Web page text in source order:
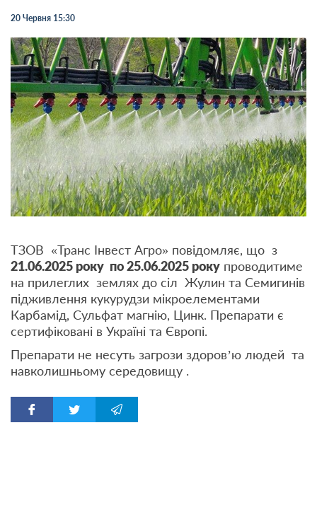
20 Червня 15:30
ТЗОВ «Транс Інвест Агро» повідомляє, що з
21.06.2025 року по 25.06.2025 року проводитиме
на прилеглих землях до сіл Жулин та Семигинів
підживлення кукурудзи мікроелементами
Карбамід, Сульфат магнію, Цинк. Препарати є
сертифіковані в Україні та Європі.
Препарати не несуть загрози здоров’ю людей та
навколишньому середовищу .